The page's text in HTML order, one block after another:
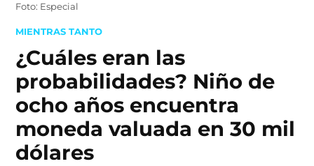
Foto: Especial
POSTED
MIENTRAS TANTO
¿Cuáles eran las
probabilidades? Niño de
ocho años encuentra
moneda valuada en 30 mil
dólares